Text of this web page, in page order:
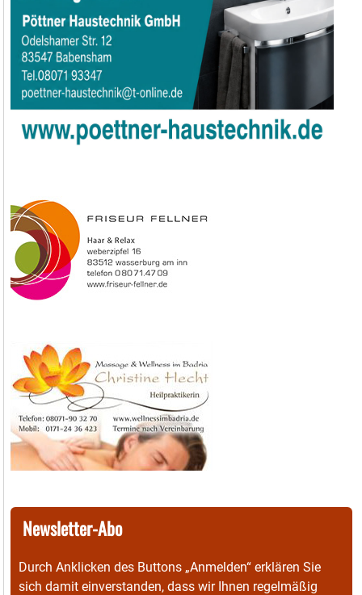
Newsletter-Abo
Durch Anklicken des Buttons „Anmelden“ erklären Sie
sich damit einverstanden, dass wir Ihnen regelmäßig